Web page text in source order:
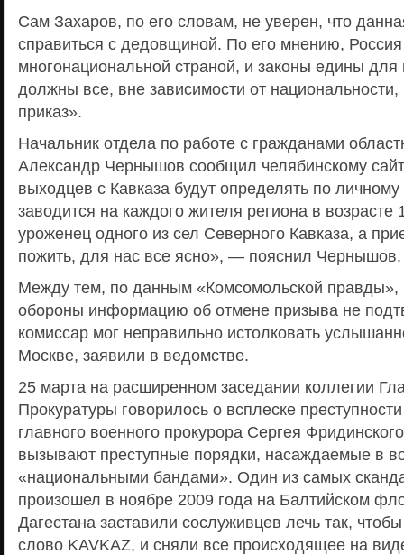
Сам Захаров, по его словам, не уверен, что
справиться с дедовщиной. По его мнению,
многонациональной страной, и законы едины для
должны все, вне зависимости от национальности,
приказ».
Начальник отдела по работе с гражданами
Александр Чернышов сообщил челябинскому
выходцев с Кавказа будут определять по личному
заводится на каждого жителя региона в возрасте
уроженец одного из сел Северного Кавказа, а
пожить, для нас все ясно», — пояснил Чернышов.
Между тем, по данным «Комсомольской правды»,
обороны информацию об отмене призыва не
комиссар мог неправильно истолковать
Москве, заявили в ведомстве.
25 марта на расширенном заседании коллегии
Прокуратуры говорилось о всплеске
главного военного прокурора Сергея
вызывают преступные порядки, насаждаемые в
«национальными бандами». Один из самых
произошел в ноябре 2009 года на Балтийском
Дагестана заставили сослуживцев лечь так,
слово KAVKAZ, и сняли все происходящее на